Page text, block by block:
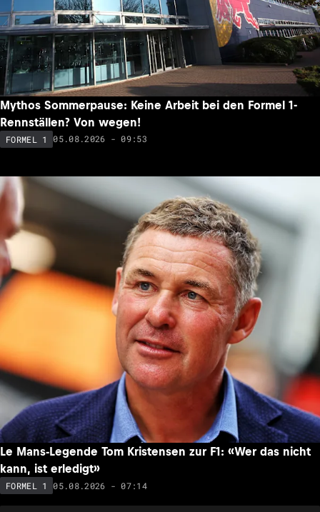
Mythos Sommerpause: Keine Arbeit bei den Formel 1-
Rennställen? Von wegen!
FORMEL 1 05.08.2026 - 09:53
Le Mans-Legende Tom Kristensen zur F1: «Wer das nicht
kann, ist erledigt»
FORMEL 1 05.08.2026 - 07:14